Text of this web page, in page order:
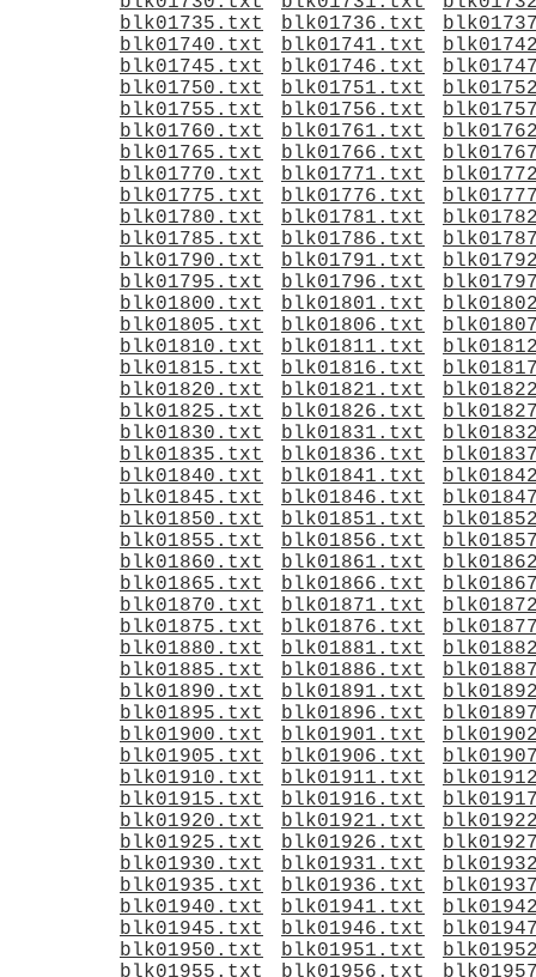
blk01735.txt
blk01736.txt
blk01740.txt
blk01741.txt
blk01745.txt
blk01746.txt
blk01750.txt
blk01751.txt
blk01755.txt
blk01756.txt
blk01760.txt
blk01761.txt
blk01765.txt
blk01766.txt
blk01770.txt
blk01771.txt
blk01775.txt
blk01776.txt
blk01780.txt
blk01781.txt
blk01785.txt
blk01786.txt
blk01790.txt
blk01791.txt
blk01795.txt
blk01796.txt
blk01800.txt
blk01801.txt
blk01805.txt
blk01806.txt
blk01810.txt
blk01811.txt
blk01815.txt
blk01816.txt
blk01820.txt
blk01821.txt
blk01825.txt
blk01826.txt
blk01830.txt
blk01831.txt
blk01835.txt
blk01836.txt
blk01840.txt
blk01841.txt
blk01845.txt
blk01846.txt
blk01850.txt
blk01851.txt
blk01855.txt
blk01856.txt
blk01860.txt
blk01861.txt
blk01865.txt
blk01866.txt
blk01870.txt
blk01871.txt
blk01875.txt
blk01876.txt
blk01880.txt
blk01881.txt
blk01885.txt
blk01886.txt
blk01890.txt
blk01891.txt
blk01895.txt
blk01896.txt
blk01900.txt
blk01901.txt
blk01905.txt
blk01906.txt
blk01910.txt
blk01911.txt
blk01915.txt
blk01916.txt
blk01920.txt
blk01921.txt
blk01925.txt
blk01926.txt
blk01930.txt
blk01931.txt
blk01935.txt
blk01936.txt
blk01940.txt
blk01941.txt
blk01945.txt
blk01946.txt
blk01950.txt
blk01951.txt
blk01955.txt
blk01956.txt